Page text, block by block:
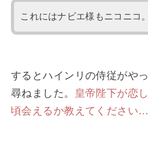
これにはナビエ様もニコニコ。
するとハインリの侍従がや
尋ねました。 皇帝陛下が恋
頃会えるか教えてください…